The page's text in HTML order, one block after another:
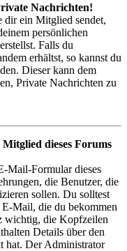
Nachrichten!
dir ein Mitglied sendet,
persönlichen
Falls du
erhältst, so kannst du
Dieser kann dem
Private Nachrichten zu
dieses Forums
Mail-Formular dieses
die Benutzer, die
sollen. Du solltest
Mail, die du bekommen
wichtig, die Kopfzeilen
Details über den
hat. Der Administrator